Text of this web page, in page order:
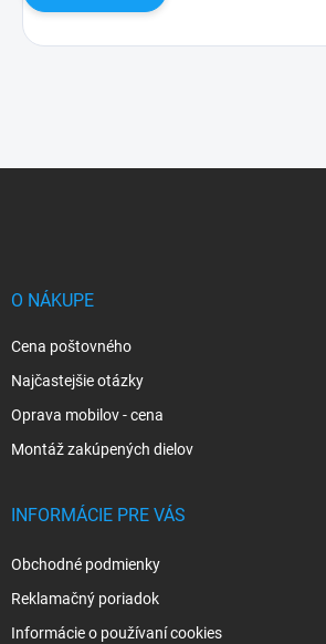
O NÁKUPE
Cena poštovného
Najčastejšie otázky
Oprava mobilov - cena
Montáž zakúpených dielov
INFORMÁCIE PRE VÁS
Obchodné podmienky
Reklamačný poriadok
Informácie o používaní cookies